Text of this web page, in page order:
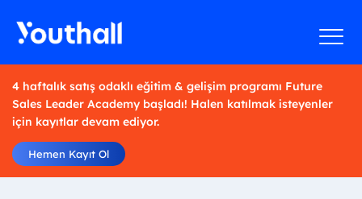
4 haftalık satış odaklı eğitim & gelişim programı Future
Sales Leader Academy başladı! Halen katılmak isteyenler
için kayıtlar devam ediyor.
Hemen Kayıt Ol